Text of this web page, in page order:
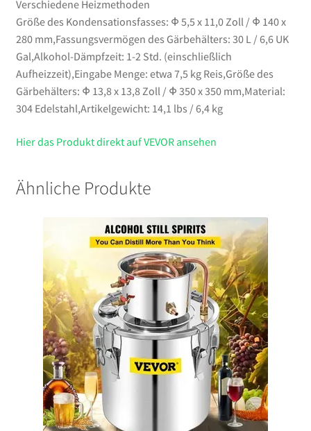
Verschiedene Heizmethoden
Größe des Kondensationsfasses: Φ 5,5 x 11,0 Zoll / Φ 140 x
280 mm,Fassungsvermögen des Gärbehälters: 30 L / 6,6 UK
Gal,Alkohol-Dämpfzeit: 1-2 Std. (einschließlich
Aufheizzeit),Eingabe Menge: etwa 7,5 kg Reis,Größe des
Gärbehälters: Φ 13,8 x 13,8 Zoll / Φ 350 x 350 mm,Material:
304 Edelstahl,Artikelgewicht: 14,1 lbs / 6,4 kg
Hier das Produkt direkt auf VEVOR ansehen
Ähnliche Produkte